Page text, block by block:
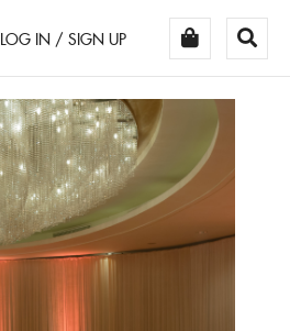
LOG IN / SIGN UP